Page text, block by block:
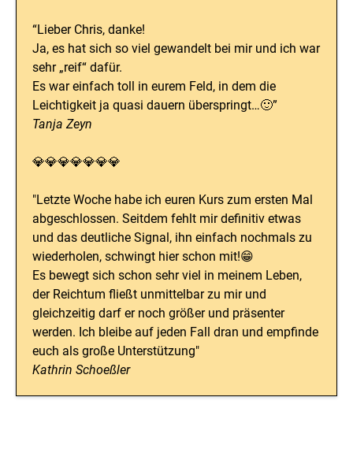
“Lieber Chris, danke!
Ja, es hat sich so viel gewandelt bei mir und ich war
sehr „reif“ dafür.
Es war einfach toll in eurem Feld, in dem die
Leichtigkeit ja quasi dauern überspringt…🙂”
Tanja Zeyn
💎💎💎💎💎💎💎
"Letzte Woche habe ich euren Kurs zum ersten Mal
abgeschlossen. Seitdem fehlt mir definitiv etwas
und das deutliche Signal, ihn einfach nochmals zu
wiederholen, schwingt hier schon mit!😁
Es bewegt sich schon sehr viel in meinem Leben,
der Reichtum fließt unmittelbar zu mir und
gleichzeitig darf er noch größer und präsenter
werden. Ich bleibe auf jeden Fall dran und empfinde
euch als große Unterstützung"
Kathrin Schoeßler